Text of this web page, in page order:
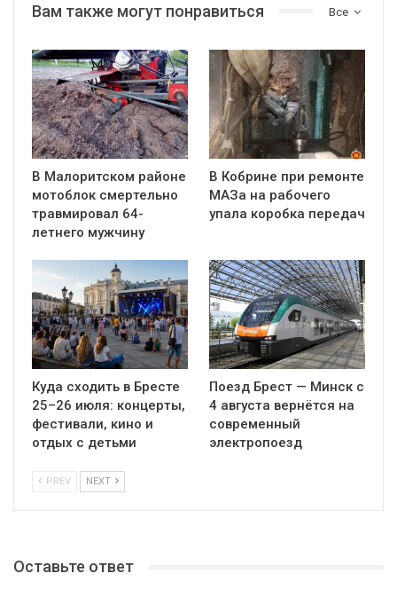
Все
Вам также могут понравиться
В Малоритском районе
мотоблок смертельно
травмировал 64-
летнего мужчину
В Кобрине при ремонте
МАЗа на рабочего
упала коробка передач
Куда сходить в Бресте
25–26 июля: концерты,
фестивали, кино и
отдых с детьми
Поезд Брест — Минск с
4 августа вернётся на
современный
электропоезд
PREV NEXT
Оставьте ответ